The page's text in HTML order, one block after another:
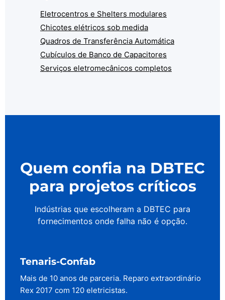
Eletrocentros e Shelters modulares
Chicotes elétricos sob medida
Quadros de Transferência Automática
Cubículos de Banco de Capacitores
Serviços eletromecânicos completos
Quem confia na DBTEC
para projetos críticos
Indústrias que escolheram a DBTEC para
fornecimentos onde falha não é opção.
Tenaris-Confab
Mais de 10 anos de parceria. Reparo extraordinário
Rex 2017 com 120 eletricistas.